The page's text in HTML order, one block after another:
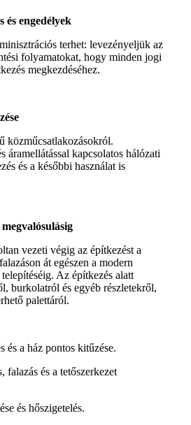
és engedélyek
terhet: levezényeljük az
folyamatokat, hogy minden jogi
megkezdéséhez.
közműcsatlakozásokról.
kapcsolatos hálózati
és a későbbi használat is
vezeti végig az építkezést a
át egészen a modern
Az építkezés alatt
burkolatról és egyéb részletekről,
palettáról.
és a ház pontos kitűzése.
falazás és a tetőszerkezet
és hőszigetelés.